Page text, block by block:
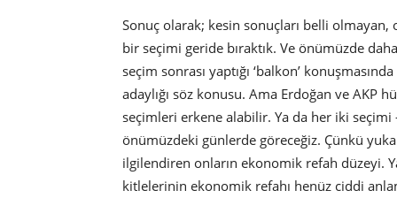
Sonuç olarak; kesin sonuçları belli olmayan,
bir seçimi geride bıraktık. Ve önümüzde
seçim sonrası yaptığı ‘balkon’
adaylığı söz konusu. Ama Erdoğan ve AKP
seçimleri erkene alabilir. Ya da her iki
önümüzdeki günlerde göreceğiz. Çünkü
ilgilendiren onların ekonomik refah düzeyi.
kitlelerinin ekonomik refahı henüz ciddi